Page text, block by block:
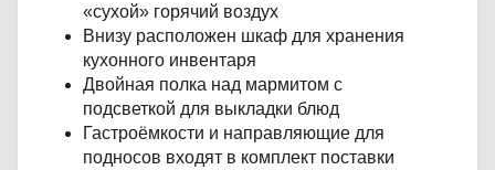
«сухой» горячий воздух
Внизу расположен шкаф для хранения
кухонного инвентаря
Двойная полка над мармитом с
подсветкой для выкладки блюд
Гастроёмкости и направляющие для
подносов входят в комплект поставки